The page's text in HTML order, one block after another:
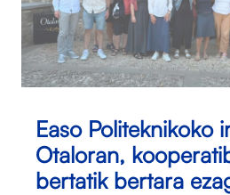
Easo Politeknikoko
Otaloran,
bertatik bertara